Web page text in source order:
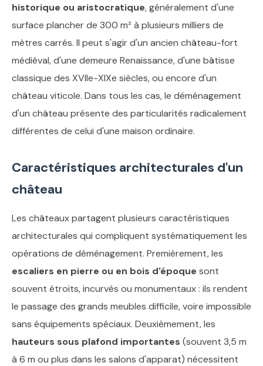
historique ou aristocratique, généralement d'une
surface plancher de 300 m² à plusieurs milliers de
mètres carrés. Il peut s'agir d'un ancien château-fort
médiéval, d'une demeure Renaissance, d'une bâtisse
classique des XVIIe-XIXe siècles, ou encore d'un
château viticole. Dans tous les cas, le déménagement
d'un château présente des particularités radicalement
différentes de celui d'une maison ordinaire.
Caractéristiques architecturales d'un
château
Les châteaux partagent plusieurs caractéristiques
architecturales qui compliquent systématiquement les
opérations de déménagement. Premièrement, les
escaliers en pierre ou en bois d'époque sont
souvent étroits, incurvés ou monumentaux : ils rendent
le passage des grands meubles difficile, voire impossible
sans équipements spéciaux. Deuxièmement, les
hauteurs sous plafond importantes (souvent 3,5 m
à 6 m ou plus dans les salons d'apparat) nécessitent